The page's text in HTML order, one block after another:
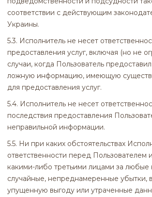
соответствии с действующим
Украины.
5.3. Исполнитель не несет
предоставления услуг, включая (но не
случаи, когда Пользователь
ложную информацию, имеющую
для предоставления услуг.
5.4. Исполнитель не несет
последствия предоставления
неправильной информации.
5.5. Ни при каких обстоятельствах
ответственности перед Пользователем
какими-либо третьими лицами за любые
случайные, непреднамеренные убытки,
упущенную выгоду или утраченные